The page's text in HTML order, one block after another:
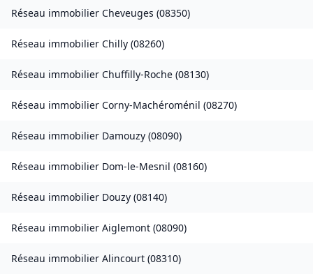
Réseau immobilier Cheveuges (08350)
Réseau immobilier Chilly (08260)
Réseau immobilier Chuffilly-Roche (08130)
Réseau immobilier Corny-Machéroménil (08270)
Réseau immobilier Damouzy (08090)
Réseau immobilier Dom-le-Mesnil (08160)
Réseau immobilier Douzy (08140)
Réseau immobilier Aiglemont (08090)
Réseau immobilier Alincourt (08310)